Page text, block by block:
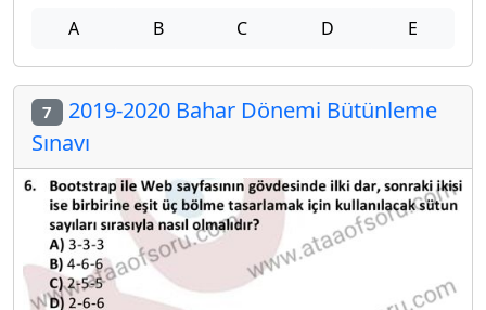
A B C D E
7 2019-2020 Bahar Dönemi Bütünleme
Sınavı